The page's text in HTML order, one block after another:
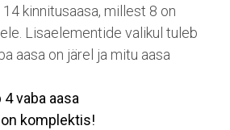
kinnitusaasa, millest 8 on
Lisaelementide valikul tuleb
aasa on järel ja mitu aasa
vaba aasa
komplektis!